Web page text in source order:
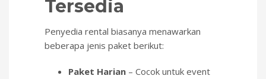
Tersedia
Penyedia rental biasanya menawarkan
beberapa jenis paket berikut:
Paket Harian – Cocok untuk event